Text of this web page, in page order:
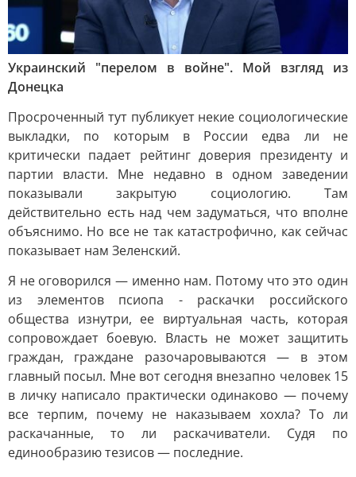
Украинский "перелом в войне". Мой взгляд из
Донецка
Просроченный тут публикует некие социологические
выкладки, по которым в России едва ли не
критически падает рейтинг доверия президенту и
партии власти. Мне недавно в одном заведении
показывали закрытую социологию. Там
действительно есть над чем задуматься, что вполне
объяснимо. Но все не так катастрофично, как сейчас
показывает нам Зеленский.
Я не оговорился — именно нам. Потому что это один
из элементов псиопа - раскачки российского
общества изнутри, ее виртуальная часть, которая
сопровождает боевую. Власть не может защитить
граждан, граждане разочаровываются — в этом
главный посыл. Мне вот сегодня внезапно человек 15
в личку написало практически одинаково — почему
все терпим, почему не наказываем хохла? То ли
раскачанные, то ли раскачиватели. Судя по
единообразию тезисов — последние.